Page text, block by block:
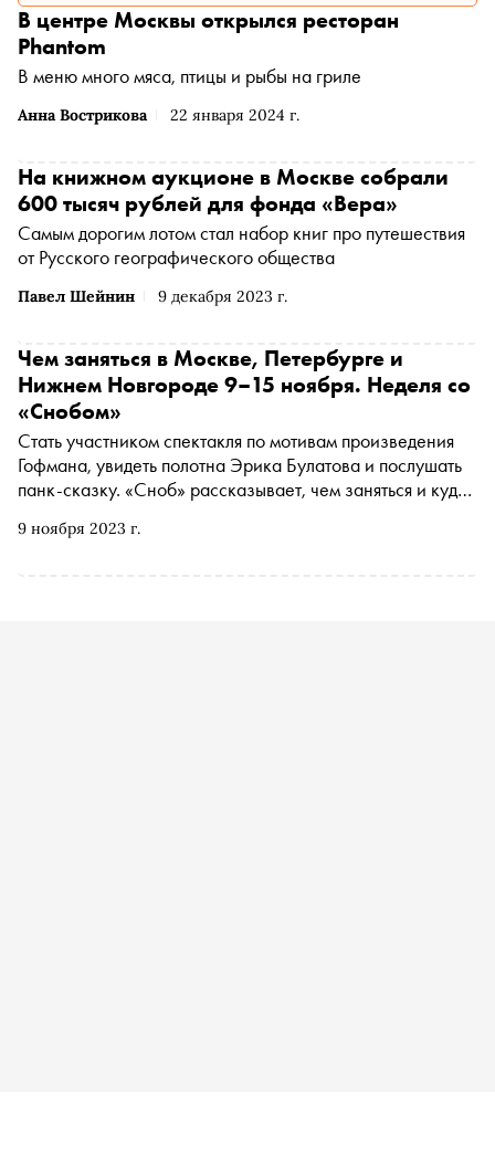
Анна Вострикова 22 января 2024 г.
В центре Москвы открылся ресторан
Phantom
В меню много мяса, птицы и рыбы на гриле
Павел Шейнин 9 декабря 2023 г.
На книжном аукционе в Москве собрали
600 тысяч рублей для фонда «Вера»
Самым дорогим лотом стал набор книг про путешествия
от Русского географического общества
9 ноября 2023 г.
Чем заняться в Москве, Петербурге и
Нижнем Новгороде 9–15 ноября. Неделя со
«Снобом»
Стать участником спектакля по мотивам произведения
Гофмана, увидеть полотна Эрика Булатова и послушать
панк-сказку. «Сноб» рассказывает, чем заняться и куда